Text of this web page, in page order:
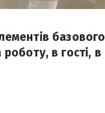
базового
в гості, в